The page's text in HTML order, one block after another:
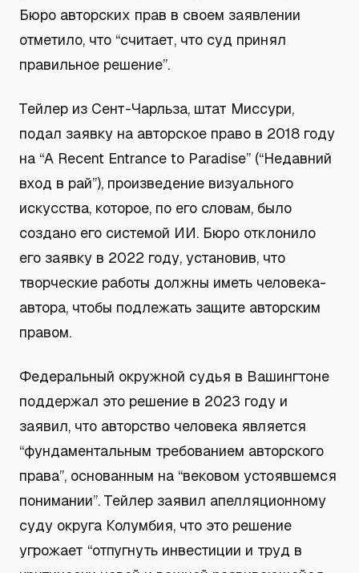
Бюро авторских прав в своем заявлении
отметило, что “считает, что суд принял
правильное решение”.
Тейлер из Сент-Чарльза, штат Миссури,
подал заявку на авторское право в 2018 году
на “A Recent Entrance to Paradise” (“Недавний
вход в рай”), произведение визуального
искусства, которое, по его словам, было
создано его системой ИИ. Бюро отклонило
его заявку в 2022 году, установив, что
творческие работы должны иметь человека-
автора, чтобы подлежать защите авторским
правом.
Федеральный окружной судья в Вашингтоне
поддержал это решение в 2023 году и
заявил, что авторство человека является
“фундаментальным требованием авторского
права”, основанным на “вековом устоявшемся
понимании”. Тейлер заявил апелляционному
суду округа Колумбия, что это решение
угрожает “отпугнуть инвестиции и труд в